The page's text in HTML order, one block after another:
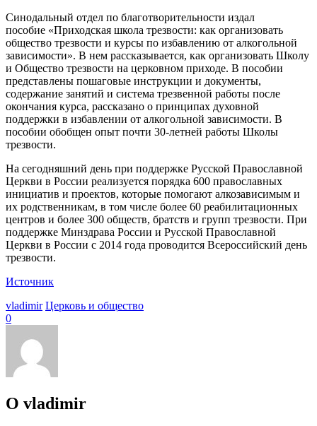
Синодальный отдел по благотворительности издал
пособие «Приходская школа трезвости: как организовать
общество трезвости и курсы по избавлению от алкогольной
зависимости». В нем рассказывается, как организовать Школу
и Общество трезвости на церковном приходе. В пособии
представлены пошаговые инструкции и документы,
содержание занятий и система трезвенной работы после
окончания курса, рассказано о принципах духовной
поддержки в избавлении от алкогольной зависимости. В
пособии обобщен опыт почти 30-летней работы Школы
трезвости.
На сегодняшний день при поддержке Русской Православной
Церкви в России реализуется порядка 600 православных
инициатив и проектов, которые помогают алкозависимым и
их родственникам, в том числе более 60 реабилитационных
центров и более 300 обществ, братств и групп трезвости. При
поддержке Минздрава России и Русской Православной
Церкви в России с 2014 года проводится Всероссийский день
трезвости.
Источник
vladimir Церковь и общество
0
О vladimir